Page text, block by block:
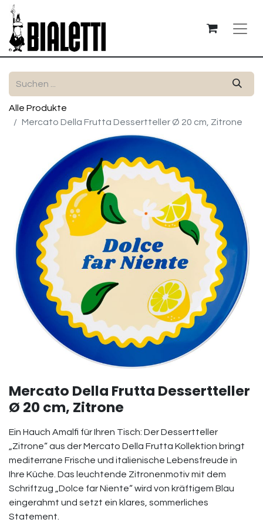
Alle Produkte
Mercato Della Frutta Dessertteller Ø 20 cm, Zitrone
Mercato Della Frutta Dessertteller
Ø 20 cm, Zitrone
Ein Hauch Amalfi für Ihren Tisch: Der Dessertteller
„Zitrone“ aus der Mercato Della Frutta Kollektion bringt
mediterrane Frische und italienische Lebensfreude in
Ihre Küche. Das leuchtende Zitronenmotiv mit dem
Schriftzug „Dolce far Niente“ wird von kräftigem Blau
eingerahmt und setzt ein klares, sommerliches
Statement.